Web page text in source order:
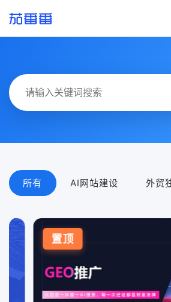
所有 AI网站建设 外贸
置顶